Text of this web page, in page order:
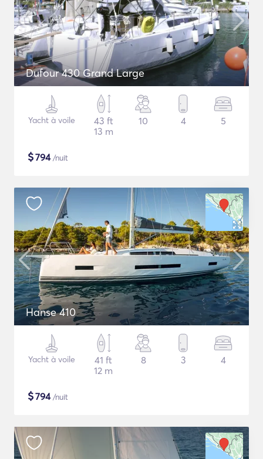
Dufour 430 Grand Large
Yacht à voile
43 ft
13 m
10 4 5
$794/nuit
Hanse 410
Yacht à voile
41 ft
12 m
8 3 4
$794/nuit